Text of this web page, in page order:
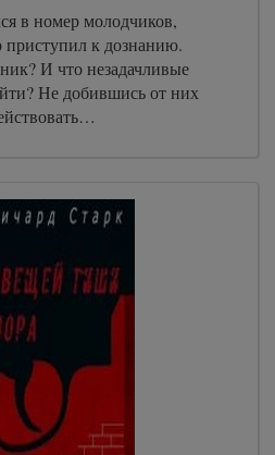
в номер молодчиков,
к дознанию.
И что незадачливые
Не добившись от них